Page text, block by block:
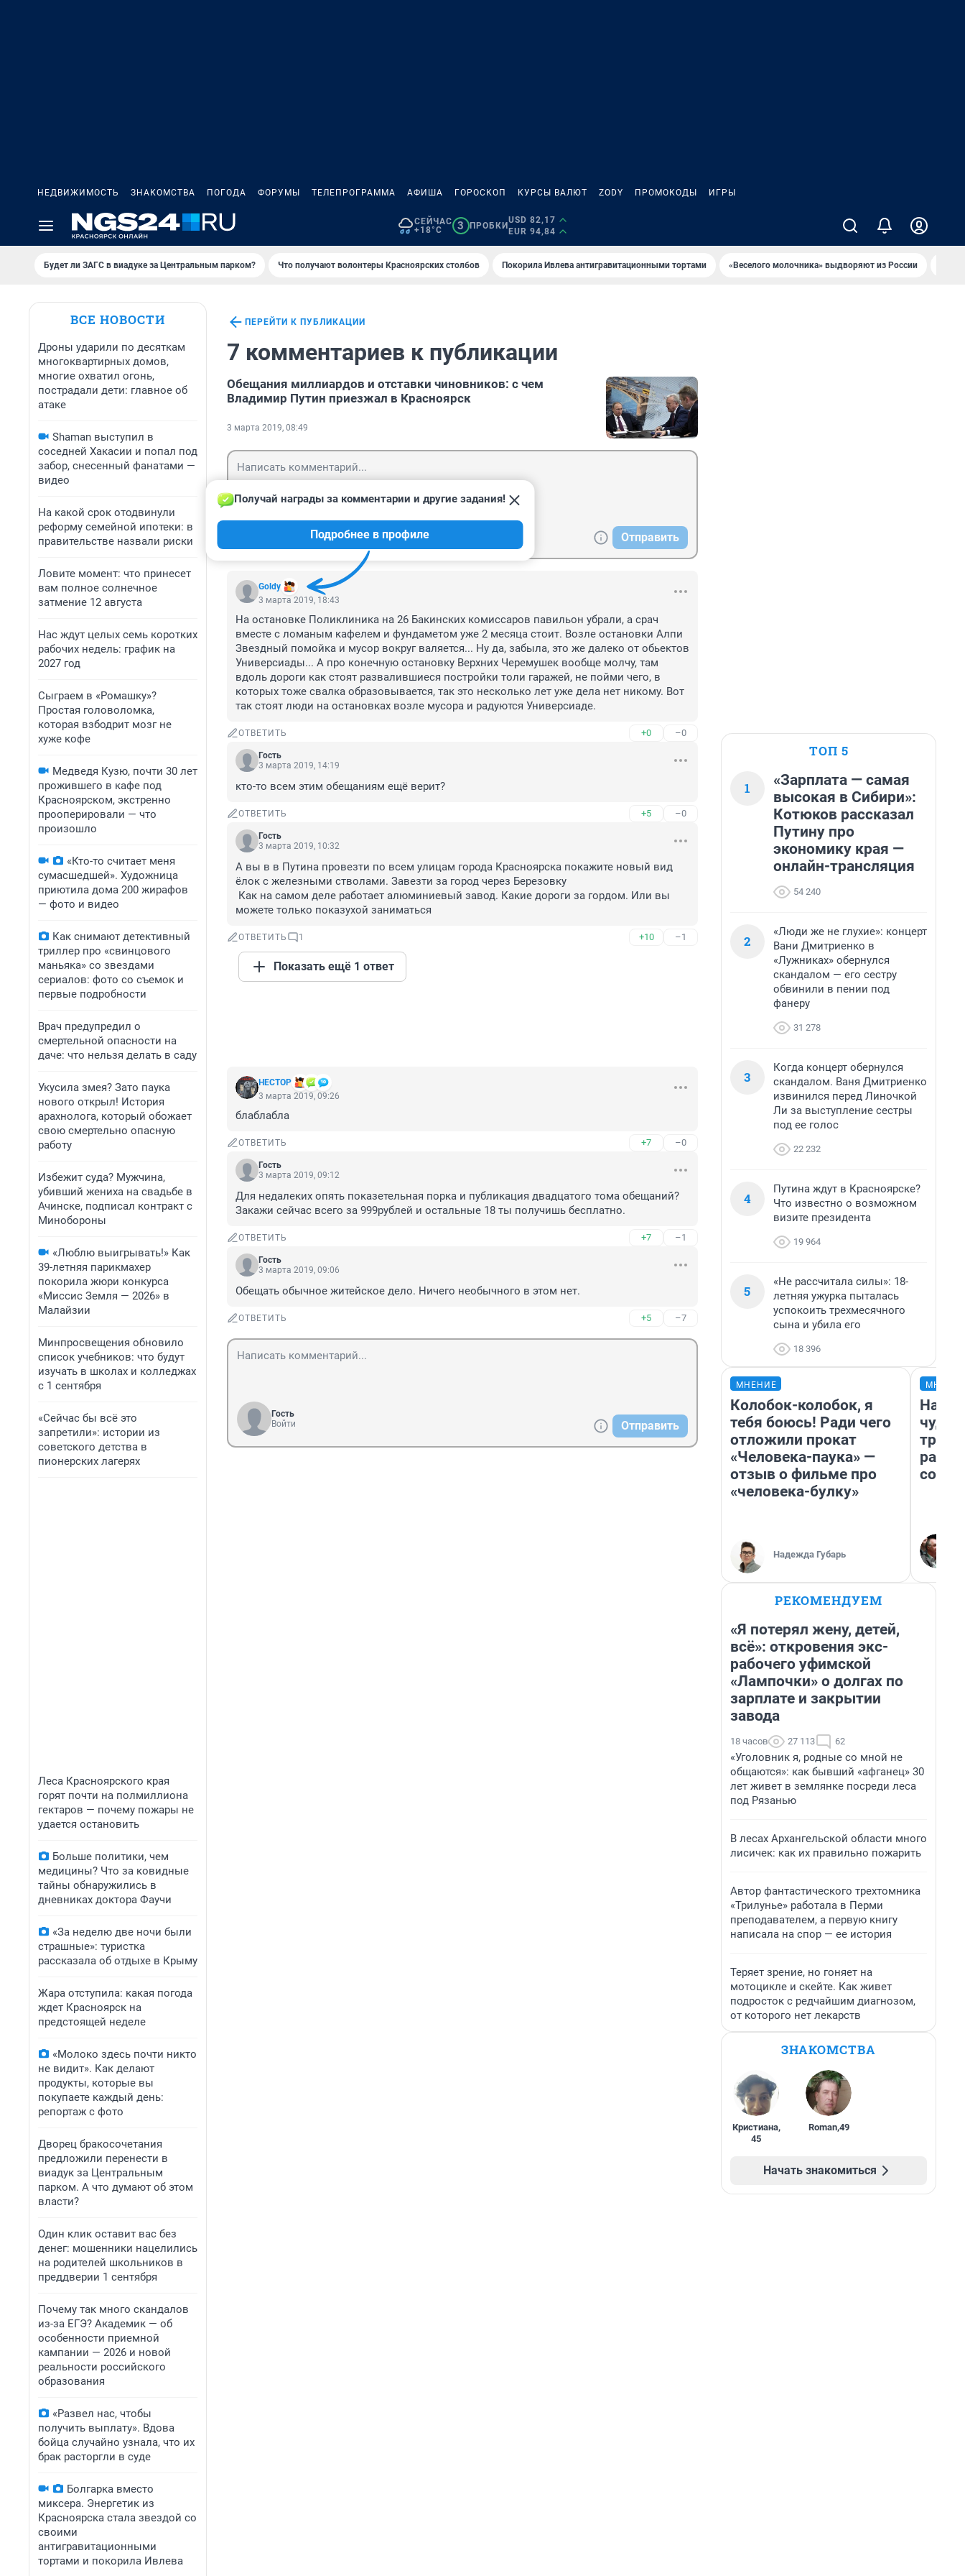
НЕДВИЖИМОСТЬ ЗНАКОМСТВА ПОГОДА ФОРУМЫ ТЕЛЕПРОГРАММА АФИША ГОРОСКОП КУРСЫ ВАЛЮТ ZODY ПРОМОКОДЫ ИГРЫ
СЕЙЧАС
+18°C
3 ПРОБКИ
USD 82,17
EUR 94,84
Будет ли ЗАГС в виадуке за Центральным парком? Что получают волонтеры Красноярских столбов Покорила Ивлева антигравитационными тортами «Веселого молочника» выдворяют из России
ВСЕ НОВОСТИ
Дроны ударили по десяткам
многоквартирных домов,
многие охватил огонь,
пострадали дети: главное об
атаке
Shaman выступил в
соседней Хакасии и попал под
забор, снесенный фанатами —
видео
На какой срок отодвинули
реформу семейной ипотеки: в
правительстве назвали риски
Ловите момент: что принесет
вам полное солнечное
затмение 12 августа
Нас ждут целых семь коротких
рабочих недель: график на
2027 год
Сыграем в «Ромашку»?
Простая головоломка,
которая взбодрит мозг не
хуже кофе
Медведя Кузю, почти 30 лет
прожившего в кафе под
Красноярском, экстренно
прооперировали — что
произошло
«Кто-то считает меня
сумасшедшей». Художница
приютила дома 200 жирафов
— фото и видео
Как снимают детективный
триллер про «свинцового
маньяка» со звездами
сериалов: фото со съемок и
первые подробности
Врач предупредил о
смертельной опасности на
даче: что нельзя делать в саду
Укусила змея? Зато паука
нового открыл! История
арахнолога, который обожает
свою смертельно опасную
работу
Избежит суда? Мужчина,
убивший жениха на свадьбе в
Ачинске, подписал контракт с
Минобороны
«Люблю выигрывать!» Как
39-летняя парикмахер
покорила жюри конкурса
«Миссис Земля — 2026» в
Малайзии
Минпросвещения обновило
список учебников: что будут
изучать в школах и колледжах
с 1 сентября
«Сейчас бы всё это
запретили»: истории из
советского детства в
пионерских лагерях
Леса Красноярского края
горят почти на полмиллиона
гектаров — почему пожары не
удается остановить
Больше политики, чем
медицины? Что за ковидные
тайны обнаружились в
дневниках доктора Фаучи
«За неделю две ночи были
страшные»: туристка
рассказала об отдыхе в Крыму
Жара отступила: какая погода
ждет Красноярск на
предстоящей неделе
«Молоко здесь почти никто
не видит». Как делают
продукты, которые вы
покупаете каждый день:
репортаж с фото
Дворец бракосочетания
предложили перенести в
виадук за Центральным
парком. А что думают об этом
власти?
Один клик оставит вас без
денег: мошенники нацелились
на родителей школьников в
преддверии 1 сентября
Почему так много скандалов
из-за ЕГЭ? Академик — об
особенности приемной
кампании — 2026 и новой
реальности российского
образования
«Развел нас, чтобы
получить выплату». Вдова
бойца случайно узнала, что их
брак расторгли в суде
Болгарка вместо
миксера. Энергетик из
Красноярска стала звездой со
своими
антигравитационными
тортами и покорила Ивлева
ПЕРЕЙТИ К ПУБЛИКАЦИИ
7 комментариев к публикации
Обещания миллиардов и отставки чиновников: с чем
Владимир Путин приезжал в Красноярск
3 марта 2019, 08:49
Отправить
Goldy
Получай награды за комментарии и другие задания!
Подробнее в профиле
3 марта 2019, 18:43
На остановке Поликлиника на 26 Бакинских комиссаров павильон убрали, а срач
вместе с ломаным кафелем и фундаметом уже 2 месяца стоит. Возле остановки Алпи
Звездный помойка и мусор вокруг валяется... Ну да, забыла, это же далеко от обьектов
Универсиады... А про конечную остановку Верхних Черемушек вообще молчу, там
вдоль дороги как стоят развалившиеся постройки толи гаражей, не пойми чего, в
которых тоже свалка образовывается, так это несколько лет уже дела нет никому. Вот
так стоят люди на остановках возле мусора и радуются Универсиаде.
ОТВЕТИТЬ +0 –0
Гость
3 марта 2019, 14:19
кто-то всем этим обещаниям ещё верит?
ОТВЕТИТЬ +5 –0
Гость
3 марта 2019, 10:32
А вы в в Путина провезти по всем улицам города Красноярска покажите новый вид
ёлок с железными стволами. Завезти за город через Березовку
можете только показухой заниматься
ОТВЕТИТЬ 1 +10 –1
Показать ещё 1 ответ
HECTOP
3 марта 2019, 09:26
блаблабла
ОТВЕТИТЬ +7 –0
Гость
3 марта 2019, 09:12
Для недалеких опять показетельная порка и публикация двадцатого тома обещаний?
Закажи сейчас всего за 999рублей и остальные 18 ты получишь бесплатно.
ОТВЕТИТЬ +7 –1
Гость
3 марта 2019, 09:06
Обещать обычное житейское дело. Ничего необычного в этом нет.
ОТВЕТИТЬ +5 –7
Гость
Войти
Отправить
ТОП 5
1
«Зарплата — самая
высокая в Сибири»:
Котюков рассказал
Путину про
экономику края —
онлайн-трансляция
54 240
2
«Люди же не глухие»: концерт
Вани Дмитриенко в
«Лужниках» обернулся
скандалом — его сестру
обвинили в пении под
фанеру
31 278
3
Когда концерт обернулся
скандалом. Ваня Дмитриенко
извинился перед Линочкой
Ли за выступление сестры
под ее голос
22 232
4
Путина ждут в Красноярске?
Что известно о возможном
визите президента
19 964
5
«Не рассчитала силы»: 18-
летняя ужурка пыталась
успокоить трехмесячного
сына и убила его
18 396
МНЕНИЕ
Колобок-колобок, я
тебя боюсь! Ради чего
отложили прокат
«Человека-паука» —
отзыв о фильме про
«человека-булку»
Надежда Губарь
РЕКОМЕНДУЕМ
«Я потерял жену, детей,
всё»: откровения экс-
рабочего уфимской
«Лампочки» о долгах по
зарплате и закрытии
завода
18 часов 27 113 62
«Уголовник я, родные со мной не
общаются»: как бывший «афганец» 30
лет живет в землянке посреди леса
под Рязанью
В лесах Архангельской области много
лисичек: как их правильно пожарить
Автор фантастического трехтомника
«Трилунье» работала в Перми
преподавателем, а первую книгу
написала на спор — ее история
Теряет зрение, но гоняет на
мотоцикле и скейте. Как живет
подросток с редчайшим диагнозом,
от которого нет лекарств
ЗНАКОМСТВА
Кристиана,
45
Roman,49
Начать знакомиться